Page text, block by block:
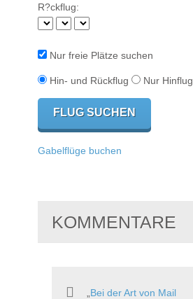
R?ckflug:
Nur freie Plätze suchen
Hin- und Rückflug Nur Hinflug
Gabelflüge buchen
KOMMENTARE
Bei der Art von Mail